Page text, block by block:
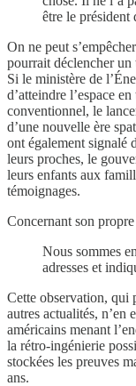
être le président
On ne peut
pourrait déclencher un
Si le ministère de
d’atteindre l’espace
conventionnel, le
d’une nouvelle ère
ont également signalé
leurs proches, le
leurs enfants aux
témoignages.
Concernant son
Nous sommes
adresses et
Cette observation, qui
autres actualités, n’en
américains menant
la rétro-ingénierie
stockées les preuves
ans.